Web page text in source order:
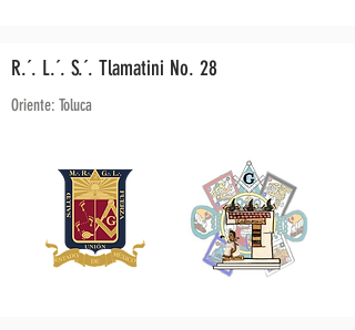
R.´. L.´. S.´. Tlamatini No. 28
Oriente: Toluca